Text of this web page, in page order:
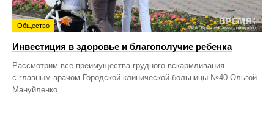
Общество
Инвестиция в здоровье и благополучие ребенка
Рассмотрим все преимущества грудного вскармливания
с главным врачом Городской клинической больницы №40 Ольгой
Мануйленко.